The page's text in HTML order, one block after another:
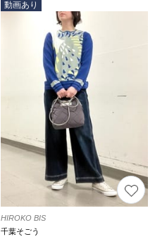
動画あり
HIROKO BIS
千葉そごう